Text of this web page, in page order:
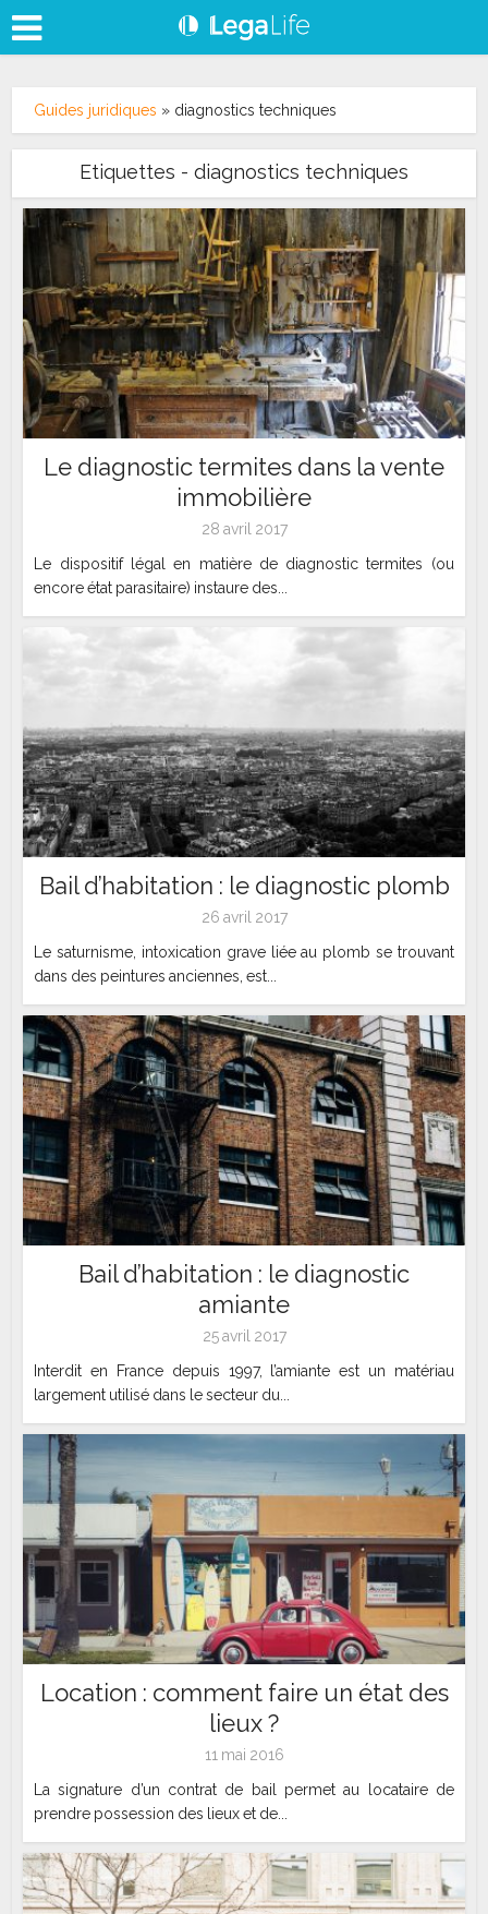
Guides juridiques » diagnostics techniques
Etiquettes - diagnostics techniques
Le diagnostic termites dans la vente
immobilière
28 avril 2017
Le dispositif légal en matière de diagnostic termites (ou
encore état parasitaire) instaure des...
Bail d’habitation : le diagnostic plomb
26 avril 2017
Le saturnisme, intoxication grave liée au plomb se trouvant
dans des peintures anciennes, est...
Bail d’habitation : le diagnostic
amiante
25 avril 2017
Interdit en France depuis 1997, l’amiante est un matériau
largement utilisé dans le secteur du...
Location : comment faire un état des
lieux ?
11 mai 2016
La signature d’un contrat de bail permet au locataire de
prendre possession des lieux et de...